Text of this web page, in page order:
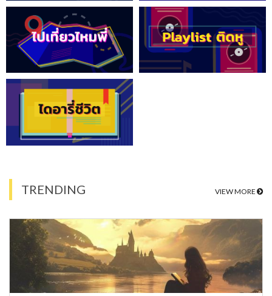
TRENDING VIEW MORE